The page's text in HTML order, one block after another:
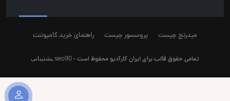
میدرنج چیست پروسسور چیست راهنمای خرید کامپوننت
تمامی حقوق قالب برای ایران کارآدیو محفوظ است -seo90پشتیبانی